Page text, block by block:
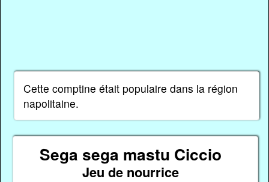
Cette comptine était populaire dans la région
napolitaine.
Sega sega mastu Ciccio
Jeu de nourrice